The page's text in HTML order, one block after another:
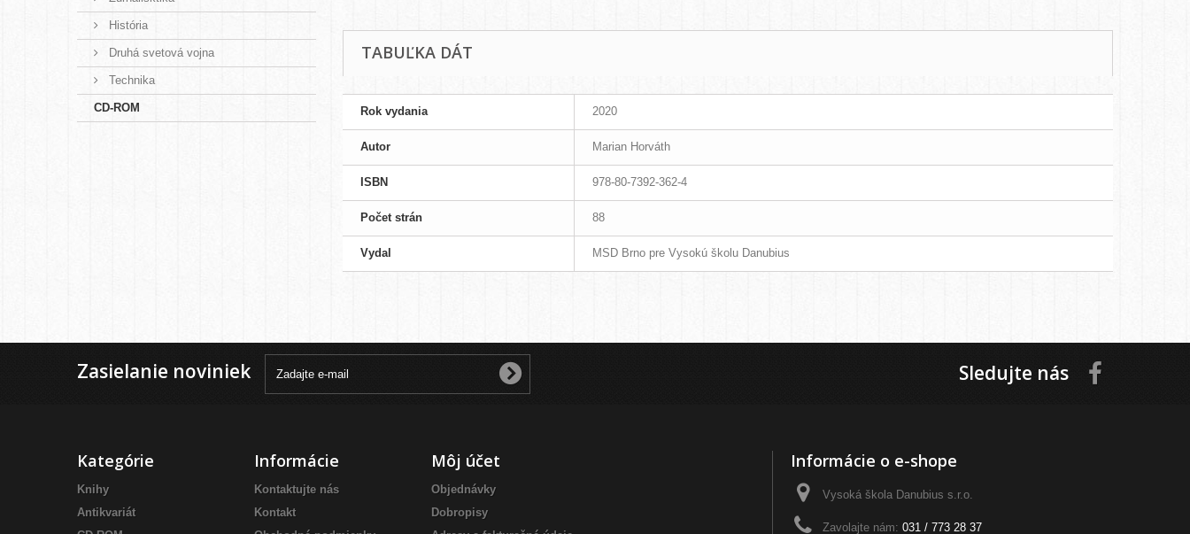
História
Druhá svetová vojna
Technika
CD-ROM
TABUĽKA DÁT
Rok vydania 2020
Autor Marian Horváth
ISBN 978-80-7392-362-4
Počet strán 88
Vydal MSD Brno pre Vysokú školu Danubius
Zasielanie noviniek Sledujte nás
Kategórie
Knihy
Antikvariát
Informácie
Kontaktujte nás
Kontakt
Môj účet
Objednávky
Dobropisy
Informácie o e-shope
Vysoká škola Danubius s.r.o.
Zavolajte nám: 031 / 773 28 37